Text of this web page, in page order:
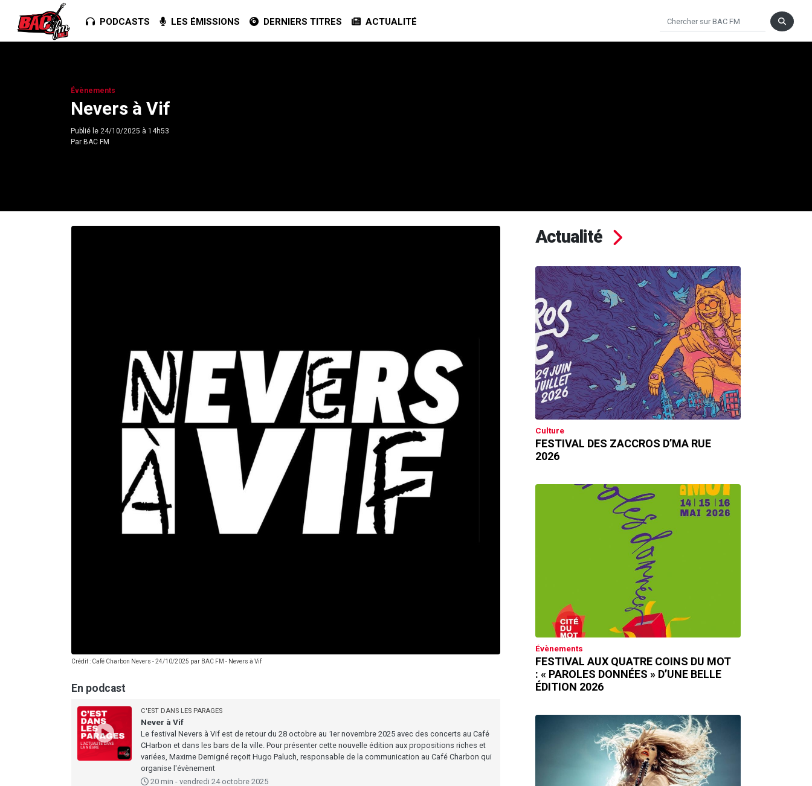
PODCASTS LES ÉMISSIONS DERNIERS TITRES ACTUALITÉ
Évènements
Nevers à Vif
Publié le 24/10/2025 à 14h53
Par BAC FM
Crédit : Café Charbon Nevers - 24/10/2025 par BAC FM - Nevers à Vif
En podcast
C'EST DANS LES PARAGES
Never à Vif
Le festival Nevers à Vif est de retour du 28 octobre au 1er novembre 2025 avec des concerts au Café
CHarbon et dans les bars de la ville. Pour présenter cette nouvelle édition aux propositions riches et
variées, Maxime Demigné reçoit Hugo Paluch, responsable de la communication au Café Charbon qui
organise l'évènement
20 min - vendredi 24 octobre 2025
Actualité
Culture
FESTIVAL DES ZACCROS D’MA RUE
2026
Évènements
FESTIVAL AUX QUATRE COINS DU MOT
: « PAROLES DONNÉES » D’UNE BELLE
ÉDITION 2026